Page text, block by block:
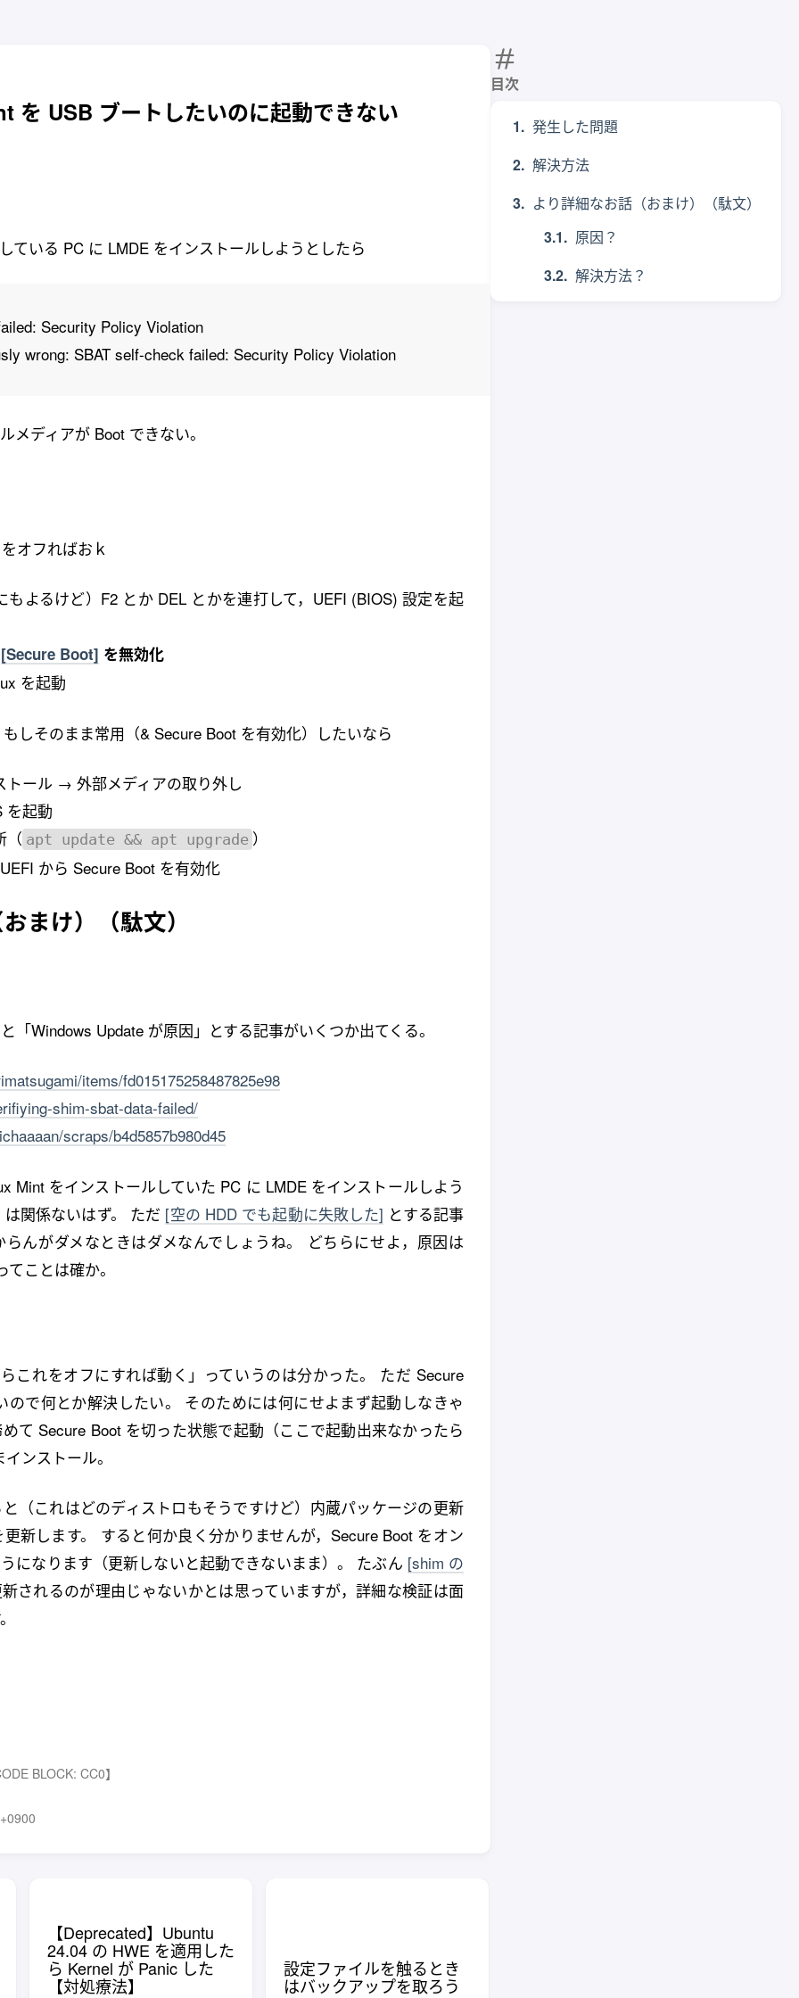
目次
発生した問題
解決方法
より詳細なお話（おまけ）（駄文）
原因？
解決方法？
を USB ブートしたいのに起動できない
ている PC に LMDE をインストールしようとしたら
Security Policy Violation
wrong: SBAT self-check failed: Security Policy Violation
メディアが Boot できない。
オフればおｋ
もよるけど）F2 とか DEL とかを連打して，UEFI (BIOS) 設定を起
[Secure Boot] を無効化
を起動
しそのまま常用（& Secure Boot を有効化）したいなら
トール → 外部メディアの取り外し
を起動
（ apt update && apt upgrade ）
から Secure Boot を有効化
まけ）（駄文）
「Windows Update が原因」とする記事がいくつか出てくる。
items/fd015175258487825e98
shim-sbat-data-failed/
scraps/b4d5857b980d45
Mint をインストールしていた PC に LMDE をインストールしよう
関係ないはず。 ただ [空の HDD でも起動に失敗した] とする記事
んがダメなときはダメなんでしょうね。 どちらにせよ，原因は
ことは確か。
これをオフにすれば動く」っていうのは分かった。 ただ Secure
ので何とか解決したい。 そのためには何にせよまず起動しなきゃ
て Secure Boot を切った状態で起動（ここで起動出来なかったら
ンストール。
（これはどのディストロもそうですけど）内蔵パッケージの更新
新します。 すると何か良く分かりませんが，Secure Boot をオン
になります（更新しないと起動できないまま）。 たぶん [shim の
されるのが理由じゃないかとは思っていますが，詳細な検証は面
BLOCK: CC0】
【Deprecated】Ubuntu
24.04 の HWE を適用した
ら Kernel が Panic した
【対処療法】
設定ファイルを触るとき
はバックアップを取ろう